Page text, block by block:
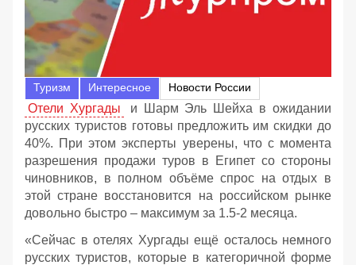
Туризм Интересное Новости России
Отели Хургады
и Шарм Эль Шейха в ожидании
русских туристов готовы предложить им скидки до
40%. При этом эксперты уверены, что с момента
разрешения продажи туров в Египет со стороны
чиновников, в полном объёме спрос на отдых в
этой стране восстановится на российском рынке
довольно быстро – максимум за 1.5-2 месяца.
«Сейчас в отелях Хургады ещё осталось немного
русских туристов, которые в категоричной форме